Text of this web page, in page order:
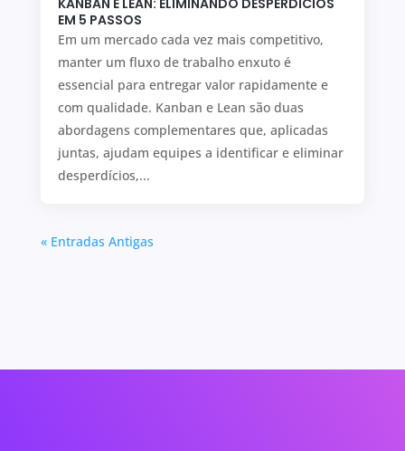
EM 5 PASSOS
Em um mercado cada vez mais competitivo,
manter um fluxo de trabalho enxuto é
essencial para entregar valor rapidamente e
com qualidade. Kanban e Lean são duas
abordagens complementares que, aplicadas
juntas, ajudam equipes a identificar e eliminar
desperdícios,...
« Entradas Antigas